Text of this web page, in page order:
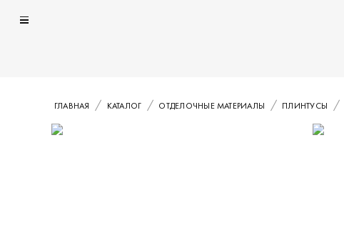
ГЛАВНАЯ КАТАЛОГ ОТДЕЛОЧНЫЕ МАТЕРИАЛЫ ПЛИНТУСЫ